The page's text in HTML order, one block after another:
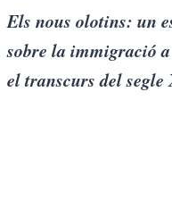
Els nous olotins: un
sobre la immigració
el transcurs del segle